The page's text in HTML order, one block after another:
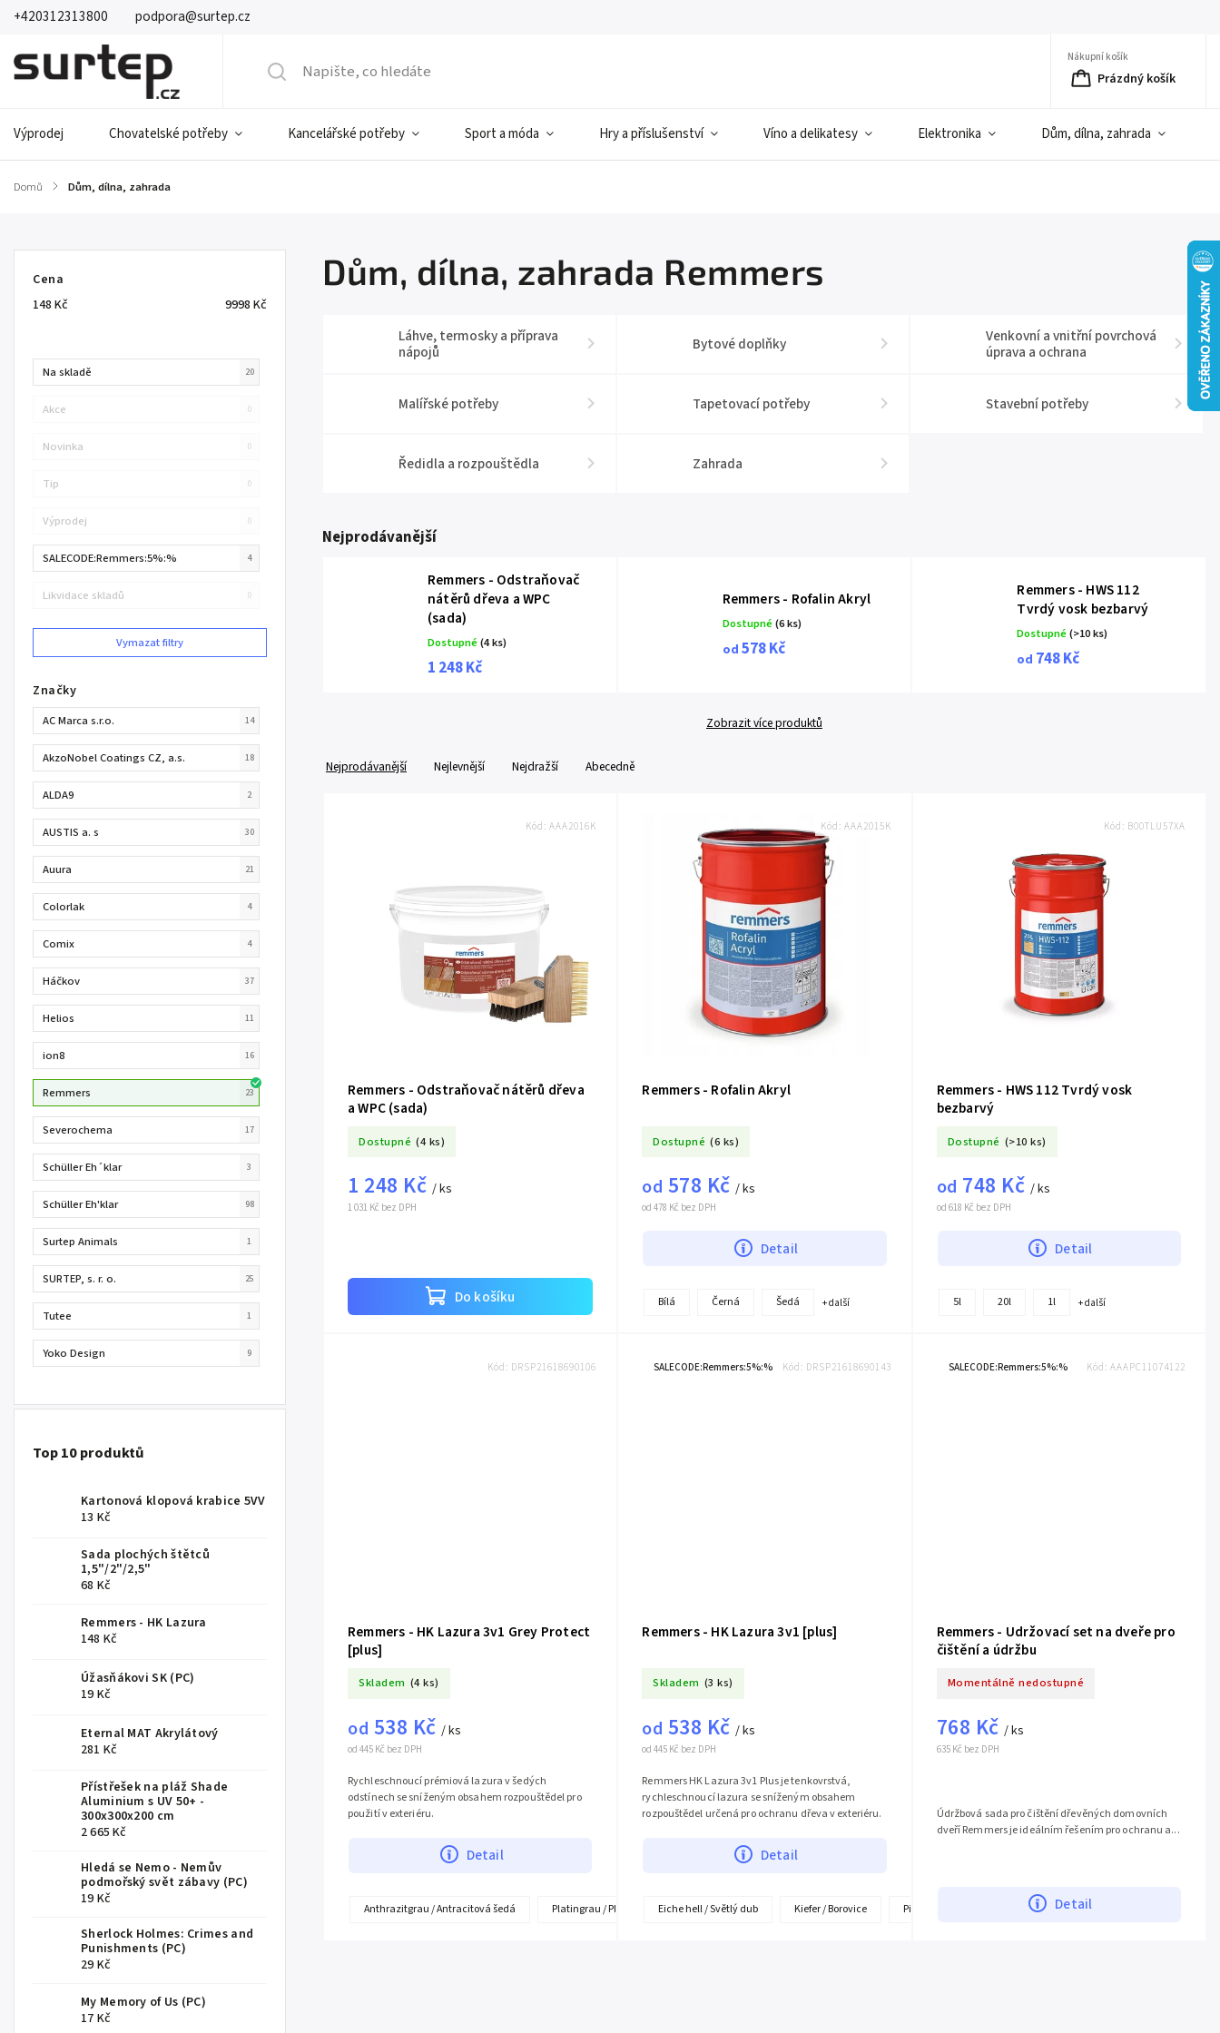
+420312313800 podpora@surtep.cz
Nákupní košík
Prázdný košík
Výprodej Chovatelské potřeby Kancelářské potřeby Sport a móda Hry a příslušenství Víno a delikatesy Elektronika Dům, dílna, zahrada
Domů / Dům, dílna, zahrada
Cena
148 Kč 9998 Kč
Na skladě 20
Akce 0
Novinka 0
Tip 0
Výprodej 0
SALECODE:Remmers:5%:% 4
Likvidace skladů 0
Značky
AC Marca s.r.o. 14
AkzoNobel Coatings CZ, a.s. 18
ALDA9 2
AUSTIS a. s 30
Auura 21
Colorlak 4
Comix 4
Háčkov 37
Helios 11
ion8 16
Remmers 23
Severochema 17
Schüller Eh´klar 3
Schüller Eh'klar 98
Surtep Animals 1
SURTEP, s. r. o. 25
Tutee 1
Yoko Design 9
Vymazat filtry
Top 10 produktů
Kartonová klopová krabice 5VV
13 Kč
Sada plochých štětců
1,5"/2"/2,5"
68 Kč
Remmers - HK Lazura
148 Kč
Úžasňákovi SK (PC)
19 Kč
Eternal MAT Akrylátový
281 Kč
Přístřešek na pláž Shade
Aluminium s UV 50+ -
300x300x200 cm
2 665 Kč
Hledá se Nemo - Nemův
podmořský svět zábavy (PC)
19 Kč
Sherlock Holmes: Crimes and
Punishments (PC)
29 Kč
My Memory of Us (PC)
17 Kč
Dům, dílna, zahrada Remmers
Láhve, termosky a příprava
nápojů
Bytové doplňky
Venkovní a vnitřní povrchová
úprava a ochrana
Malířské potřeby Tapetovací potřeby Stavební potřeby
Ředidla a rozpouštědla Zahrada
Nejprodávanější
Remmers - Odstraňovač
nátěrů dřeva a WPC
(sada)
Dostupné(4 ks)
1 248 Kč
Remmers - Rofalin Akryl
Dostupné(6 ks)
od 578 Kč
Remmers - HWS 112
Tvrdý vosk bezbarvý
Dostupné(>10 ks)
od 748 Kč
Zobrazit více produktů
Nejprodávanější Nejlevnější Nejdražší Abecedně
Remmers - Odstraňovač nátěrů dřeva
a WPC (sada)
Dostupné (4 ks)
1 031 Kč bez DPH
1 248 Kč / ks
Do košíku
Kód:AAA2016K
Remmers - Rofalin Akryl
Dostupné (6 ks)
od 478 Kč bez DPH
od 578 Kč/ ks
Detail
Bílá Černá Šedá + další
Kód: AAA2015K
Remmers - HWS 112 Tvrdý vosk
bezbarvý
Dostupné (>10 ks)
od 618 Kč bez DPH
od 748 Kč / ks
Detail
5l 20l 1l + další
Kód: B00TLU57XA
Remmers - HK Lazura 3v1 Grey Protect
[plus]
Skladem (4 ks)
od 445 Kč bez DPH
od 538 Kč / ks
Detail
Rychleschnoucí prémiová lazura v šedých
odstínech se sníženým obsahem rozpouštědel pro
použití v exteriéru.
Anthrazitgrau / Antracitová šedá Platingrau / Platinově šedá Silbergrau / Stříbřitě šedá Graphitgrau / Grafitová šedá
+
další
Kód: DRSP21618690106 SALECODE:Remmers:5%:%
Remmers - HK Lazura 3v1 [plus]
Skladem (3 ks)
od 445 Kč bez DPH
od 538 Kč/ ks
Detail
Remmers HK Lazura 3v1 Plus je tenkovrstvá,
rychleschnoucí lazura se sníženým obsahem
rozpouštědel určená pro ochranu dřeva v exteriéru.
Eiche hell / Světlý dub Kiefer / Borovice Pinie-Larche / Pínie-Modřín Nussbaum / Ořech
Kód: DRSP21618690143 SALECODE:Remmers:5%:%
Remmers - Udržovací set na dveře pro
čištění a údržbu
Momentálně nedostupné
635 Kč bez DPH
768 Kč/ ks
Detail
Údržbová sada pro čištění dřevěných domovních
dveří Remmers je ideálním řešením pro ochranu a...
Kód: AAAPC11074122